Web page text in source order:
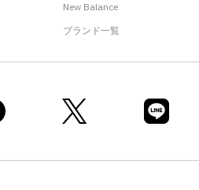
New Balance
ブランド一覧